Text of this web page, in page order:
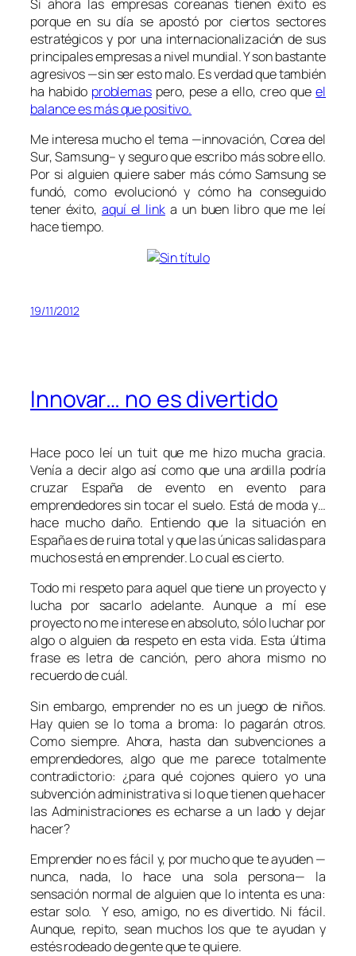
Si ahora las empresas coreanas tienen éxito es
porque en su día se apostó por ciertos sectores
estratégicos y por una internacionalización de sus
principales empresas a nivel mundial. Y son bastante
agresivos —sin ser esto malo. Es verdad que también
ha habido problemas pero, pese a ello, creo queel
balance es más que positivo.
Me interesa mucho el tema —innovación, Corea del
Sur, Samsung– y seguro que escribo más sobre ello.
Por si alguien quiere saber más cómo Samsung se
fundó, como evolucionó y cómo ha conseguido
tener éxito, aquí el linka un buen libro que me leí
hace tiempo.
19/11/2012
Innovar… no es divertido
Hace poco leí un tuit que me hizo mucha gracia.
Venía a decir algo así como que una ardilla podría
cruzar España de evento en evento para
emprendedores sin tocar el suelo. Está de moda y…
hace mucho daño. Entiendo que la situación en
España es de ruina total y que las únicas salidas para
muchos está en emprender. Lo cual es cierto.
Todo mi respeto para aquel que tiene un proyecto y
lucha por sacarlo adelante. Aunque a mí ese
proyecto no me interese en absoluto, sólo luchar por
algo o alguien da respeto en esta vida. Esta última
frase es letra de canción, pero ahora mismo no
recuerdo de cuál.
Sin embargo, emprender no es un juego de niños.
Hay quien se lo toma a broma: lo pagarán otros.
Como siempre. Ahora, hasta dan subvenciones a
emprendedores, algo que me parece totalmente
contradictorio: ¿para qué cojones quiero yo una
subvención administrativa si lo que tienen que hacer
las Administraciones es echarse a un lado y dejar
hacer?
Emprender no es fácil y, por mucho que te ayuden —
nunca, nada, lo hace una sola persona— la
sensación normal de alguien que lo intenta es una:
estar solo. Y eso, amigo, no es divertido. Ni fácil.
Aunque, repito, sean muchos los que te ayudan y
estés rodeado de gente que te quiere.